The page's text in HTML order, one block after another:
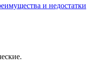
и недостатки